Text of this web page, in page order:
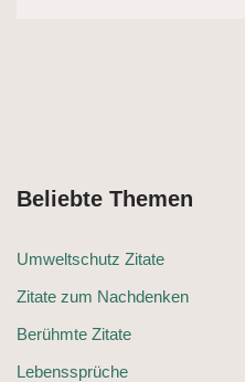
Beliebte Themen
Umweltschutz Zitate
Zitate zum Nachdenken
Berühmte Zitate
Lebenssprüche